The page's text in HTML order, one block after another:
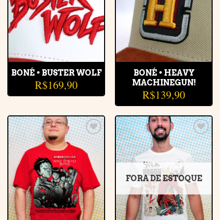
BONÉ • BUSTER WOLF
R$169,90
BONÉ • HEAVY
MACHINEGUN!
R$139,90
Adicionar
à lista de
desejos
Adicionar
à lista de
desejos
FORA DE ESTOQUE